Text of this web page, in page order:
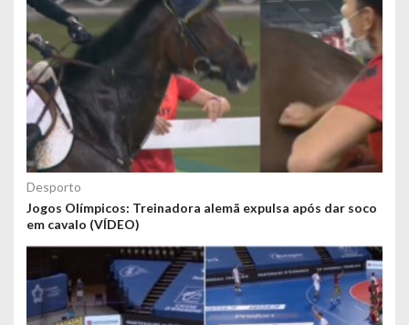
Desporto
Jogos Olímpicos: Treinadora alemã expulsa após dar soco
em cavalo (VÍDEO)